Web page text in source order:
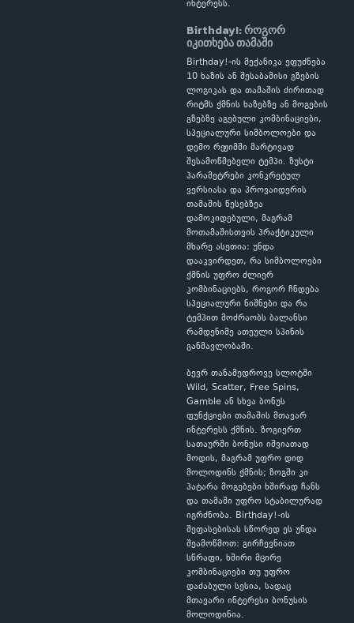
ინტერესს.
Birthday!: როგორ
იკითხება თამაში
Birthday!-ის მექანიკა ეფუძნება
10 ხაზის ან შესაბამისი გზების
ლოგიკას და თამაშის ძირითად
რიტმს ქმნის ხაზებზე ან მოგების
გზებზე აგებული კომბინაციები,
სპეციალური სიმბოლოები და
დემო რეჟიმში მარტივად
შესამოწმებელი ტემპი. ზუსტი
პარამეტრები კონკრეტულ
ვერსიასა და პროვაიდერის
თამაშის წესებზეა
დამოკიდებული, მაგრამ
მოთამაშისთვის პრაქტიკული
მხარე ასეთია: უნდა
დააკვირდეთ, რა სიმბოლოები
ქმნის უფრო ძლიერ
კომბინაციებს, როგორ ჩნდება
სპეციალური ნიშნები და რა
ტემპით მოძრაობს ბალანსი
რამდენიმე ათეული სპინის
განმავლობაში.
ბევრ თანამედროვე სლოტში
Wild, Scatter, Free Spins,
Gamble ან სხვა ბონუს
ფუნქციები თამაშის მთავარ
ინტერესს ქმნის. ზოგიერთ
სათაურში ბონუსი იშვიათად
მოდის, მაგრამ უფრო დიდ
მოლოდინს ქმნის; ზოგში კი
პატარა მოგებები ხშირად ჩანს
და თამაში უფრო სტაბილურად
იგრძნობა. Birthday!-ის
შეფასებისას სწორედ ეს უნდა
შეამოწმოთ: გირჩევნიათ
სწრაფი, ხშირი მცირე
კომბინაციები თუ უფრო
დაძაბული სესია, სადაც
მთავარი ინტერესი ბონუსის
მოლოდინია.